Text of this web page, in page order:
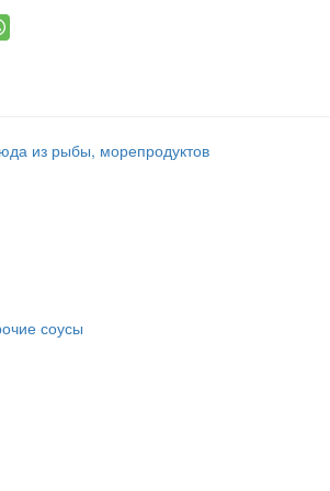
из рыбы, морепродуктов
соусы